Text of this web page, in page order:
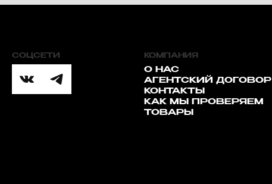
СОЦСЕТИ КОМПАНИЯ
О НАС
АГЕНТСКИЙ ДОГОВОР
КОНТАКТЫ
КАК МЫ ПРОВЕРЯЕМ
ТОВАРЫ